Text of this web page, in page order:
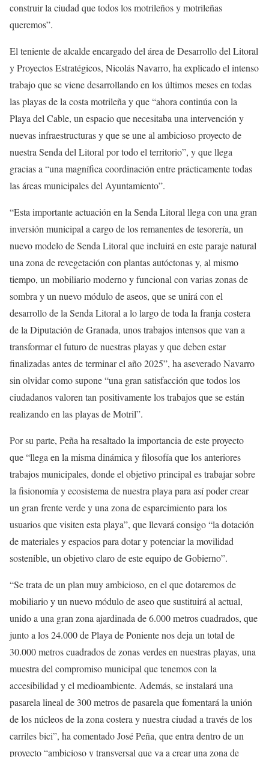
construir la ciudad que todos los motrileños y motrileñas
queremos”.
El teniente de alcalde encargado del área de Desarrollo del Litoral
y Proyectos Estratégicos, Nicolás Navarro, ha explicado el intenso
trabajo que se viene desarrollando en los últimos meses en todas
las playas de la costa motrileña y que “ahora continúa con la
Playa del Cable, un espacio que necesitaba una intervención y
nuevas infraestructuras y que se une al ambicioso proyecto de
nuestra Senda del Litoral por todo el territorio”, y que llega
gracias a “una magnífica coordinación entre prácticamente todas
las áreas municipales del Ayuntamiento”.
“Esta importante actuación en la Senda Litoral llega con una gran
inversión municipal a cargo de los remanentes de tesorería, un
nuevo modelo de Senda Litoral que incluirá en este paraje natural
una zona de revegetación con plantas autóctonas y, al mismo
tiempo, un mobiliario moderno y funcional con varias zonas de
sombra y un nuevo módulo de aseos, que se unirá con el
desarrollo de la Senda Litoral a lo largo de toda la franja costera
de la Diputación de Granada, unos trabajos intensos que van a
transformar el futuro de nuestras playas y que deben estar
finalizadas antes de terminar el año 2025”, ha aseverado Navarro
sin olvidar como supone “una gran satisfacción que todos los
ciudadanos valoren tan positivamente los trabajos que se están
realizando en las playas de Motril”.
Por su parte, Peña ha resaltado la importancia de este proyecto
que “llega en la misma dinámica y filosofía que los anteriores
trabajos municipales, donde el objetivo principal es trabajar sobre
la fisionomía y ecosistema de nuestra playa para así poder crear
un gran frente verde y una zona de esparcimiento para los
usuarios que visiten esta playa”, que llevará consigo “la dotación
de materiales y espacios para dotar y potenciar la movilidad
sostenible, un objetivo claro de este equipo de Gobierno”.
“Se trata de un plan muy ambicioso, en el que dotaremos de
mobiliario y un nuevo módulo de aseo que sustituirá al actual,
unido a una gran zona ajardinada de 6.000 metros cuadrados, que
junto a los 24.000 de Playa de Poniente nos deja un total de
30.000 metros cuadrados de zonas verdes en nuestras playas, una
muestra del compromiso municipal que tenemos con la
accesibilidad y el medioambiente. Además, se instalará una
pasarela lineal de 300 metros de pasarela que fomentará la unión
de los núcleos de la zona costera y nuestra ciudad a través de los
carriles bici”, ha comentado José Peña, que entra dentro de un
proyecto “ambicioso y transversal que va a crear una zona de